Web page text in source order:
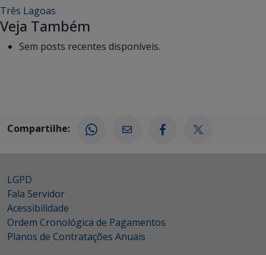
Três Lagoas
Veja Também
Sem posts recentes disponíveis.
Compartilhe:
LGPD
Fala Servidor
Acessibilidade
Ordem Cronológica de Pagamentos
Planos de Contratações Anuais